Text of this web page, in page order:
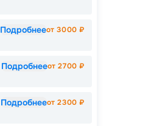
Подробнееот3000 ₽
Подробнееот2700 ₽
Подробнееот2300 ₽